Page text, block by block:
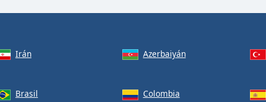
Irán Azerbaiyán
Brasil Colombia